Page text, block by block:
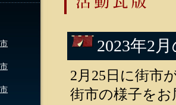
2023年2
2月25日に街市
街市の様子を